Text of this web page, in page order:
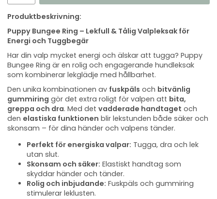
Produktbeskrivning:
Puppy Bungee Ring – Lekfull & Tålig Valpleksak för
Energi och Tuggbegär
Har din valp mycket energi och älskar att tugga? Puppy
Bungee Ring är en rolig och engagerande hundleksak
som kombinerar lekglädje med hållbarhet.
Den unika kombinationen av fuskpäls och bitvänlig
gummiring gör det extra roligt för valpen att bita,
greppa och dra. Med det vadderade handtaget och
den elastiska funktionen blir lekstunden både säker och
skonsam – för dina händer och valpens tänder.
Perfekt för energiska valpar: Tugga, dra och lek
utan slut.
Skonsam och säker: Elastiskt handtag som
skyddar händer och tänder.
Rolig och inbjudande: Fuskpäls och gummiring
stimulerar leklusten.